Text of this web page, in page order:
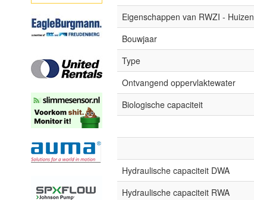
Eigenschappen van RWZI - Huizen
Bouwjaar
Type
Ontvangend oppervlaktewater
Biologische capaciteit
Hydraulische capaciteit DWA
Hydraulische capaciteit RWA